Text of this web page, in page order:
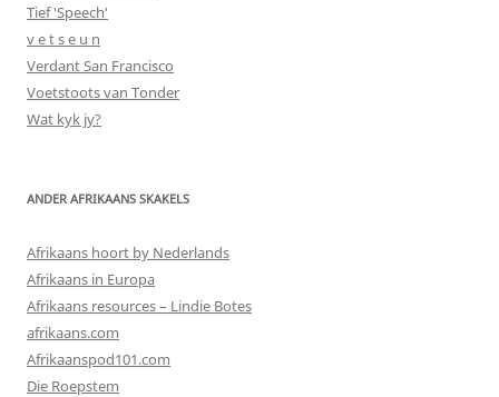
Tief 'Speech'
v e t s e u n
Verdant San Francisco
Voetstoots van Tonder
Wat kyk jy?
ANDER AFRIKAANS SKAKELS
Afrikaans hoort by Nederlands
Afrikaans in Europa
Afrikaans resources – Lindie Botes
afrikaans.com
Afrikaanspod101.com
Die Roepstem